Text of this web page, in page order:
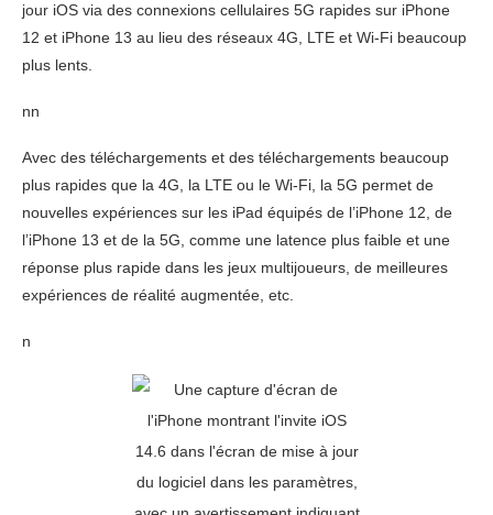
jour iOS via des connexions cellulaires 5G rapides sur iPhone
12 et iPhone 13 au lieu des réseaux 4G, LTE et Wi-Fi beaucoup
plus lents.
nn
Avec des téléchargements et des téléchargements beaucoup
plus rapides que la 4G, la LTE ou le Wi-Fi, la 5G permet de
nouvelles expériences sur les iPad équipés de l’iPhone 12, de
l’iPhone 13 et de la 5G, comme une latence plus faible et une
réponse plus rapide dans les jeux multijoueurs, de meilleures
expériences de réalité augmentée, etc.
n